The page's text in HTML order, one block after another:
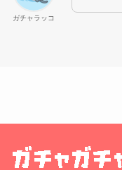
ガチャラッコ